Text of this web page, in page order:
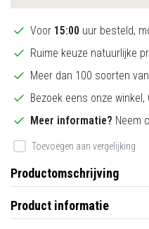
Voor 15:00 uur besteld,
Ruime keuze natuurlijke
Meer dan 100 soorten
Bezoek eens onze winkel,
Meer informatie? Neem
Toevoegen aan vergelijking
Productomschrijving
Product informatie